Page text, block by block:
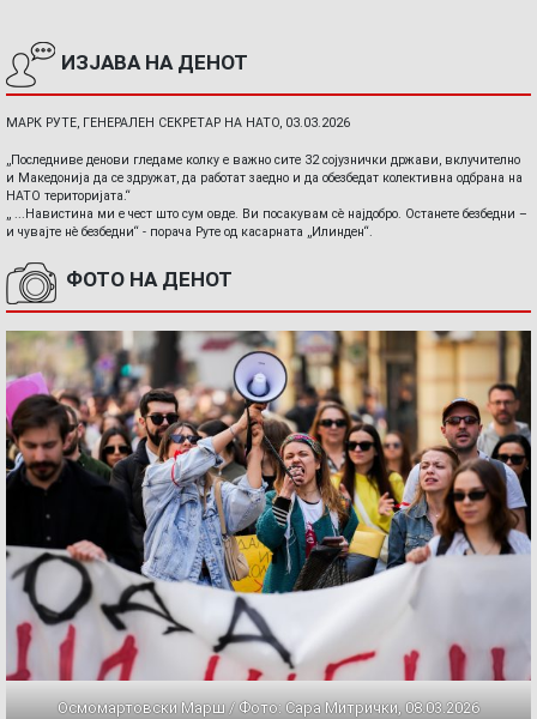
ИЗЈАВА НА ДЕНОТ
МАРК РУТЕ, ГЕНЕРАЛЕН СЕКРЕТАР НА НАТО, 03.03.2026
„Последниве денови гледаме колку е важно сите 32 сојузнички држави, вклучително
и Македонија да се здружат, да работат заедно и да обезбедат колективна одбрана на
НАТО територијата.“
„ ...Навистина ми е чест што сум овде. Ви посакувам сè најдобро. Останете безбедни –
и чувајте нè безбедни“ - порача Руте од касарната „Илинден“.
ФОТО НА ДЕНОТ
Осмомартовски Марш / Фото: Сара Митрички, 08.03.2026